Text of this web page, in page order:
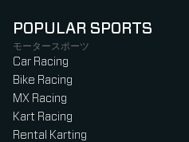
POPULAR SPORTS
モータースポーツ
Car Racing
Bike Racing
MX Racing
Kart Racing
Rental Karting